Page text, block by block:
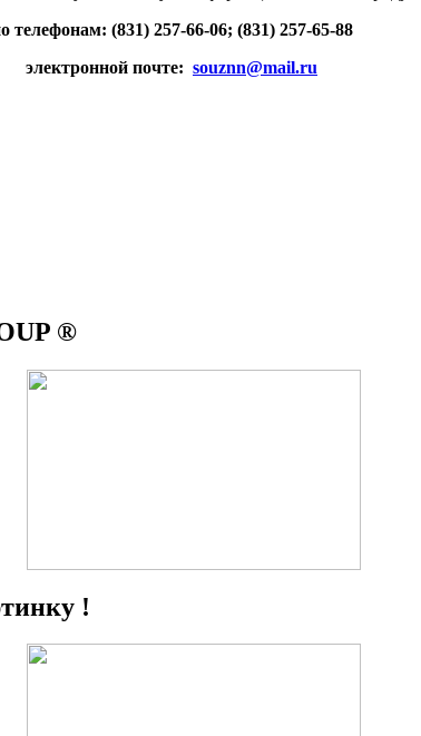
телефонам: (831) 257-66-06; (831) 257-65-88
электронной почте: souznn@mail.ru
®
!